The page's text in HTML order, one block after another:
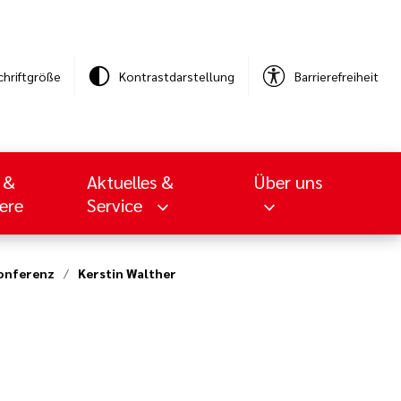
Kontrastdarstellung Barrierefreiheit
Aktuelles &
Service
Über uns
Kerstin Walther